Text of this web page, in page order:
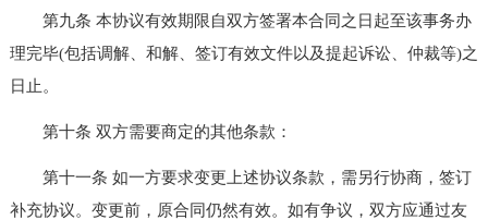
第九条 本协议有效期限自双方签署本合同之日起至该事务办
理完毕(包括调解、和解、签订有效文件以及提起诉讼、仲裁等)之
日止。
第十条 双方需要商定的其他条款：
第十一条 如一方要求变更上述协议条款，需另行协商，签订
补充协议。变更前，原合同仍然有效。如有争议，双方应通过友